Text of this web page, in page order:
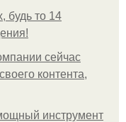
будь то 14
сейчас
контента,
инструмент